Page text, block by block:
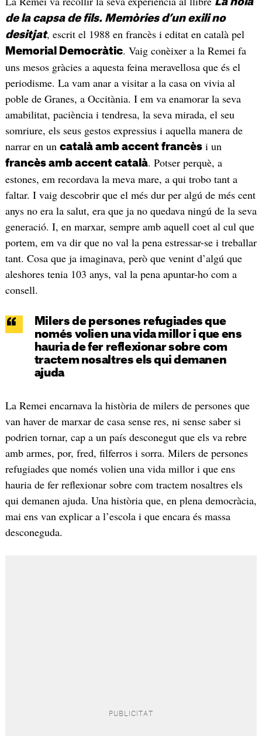
de la capsa de fils. Memòries d’un exili no
desitjat, escrit el 1988 en francès i editat en català pel
Memorial Democràtic. Vaig conèixer a la Remei fa
uns mesos gràcies a aquesta feina meravellosa que és el
periodisme. La vam anar a visitar a la casa on vivia al
poble de Granes, a Occitània. I em va enamorar la seva
amabilitat, paciència i tendresa, la seva mirada, el seu
somriure, els seus gestos expressius i aquella manera de
narrar en un català amb accent francèsi un
francès amb accent català. Potser perquè, a
estones, em recordava la meva mare, a qui trobo tant a
faltar. I vaig descobrir que el més dur per algú de més cent
anys no era la salut, era que ja no quedava ningú de la seva
generació. I, en marxar, sempre amb aquell coet al cul que
portem, em va dir que no val la pena estressar-se i treballar
tant. Cosa que ja imaginava, però que venint d’algú que
aleshores tenia 103 anys, val la pena apuntar-ho com a
consell.
Milers de persones refugiades que
només volien una vida millor i que ens
hauria de fer reflexionar sobre com
tractem nosaltres els qui demanen
ajuda
La Remei encarnava la història de milers de persones que
van haver de marxar de casa sense res, ni sense saber si
podrien tornar, cap a un país desconegut que els va rebre
amb armes, por, fred, filferros i sorra. Milers de persones
refugiades que només volien una vida millor i que ens
hauria de fer reflexionar sobre com tractem nosaltres els
qui demanen ajuda. Una història que, en plena democràcia,
mai ens van explicar a l’escola i que encara és massa
desconeguda.